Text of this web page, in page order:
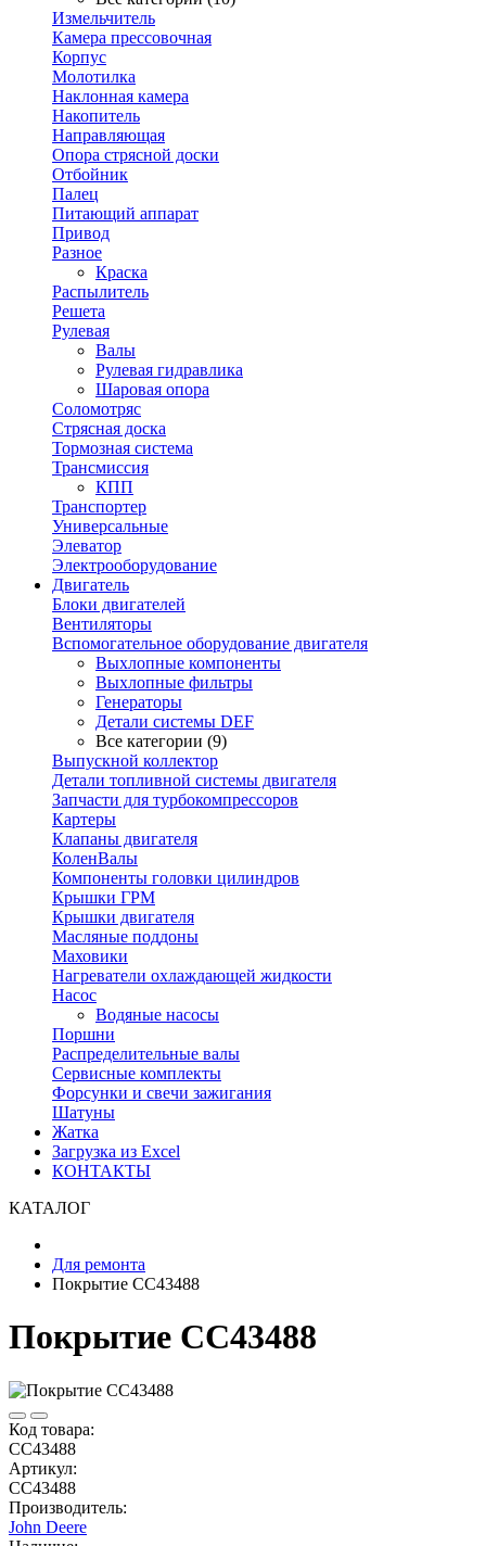
Измельчитель
Камера прессовочная
Корпус
Молотилка
Наклонная камера
Накопитель
Направляющая
Опора стрясной доски
Отбойник
Палец
Питающий аппарат
Привод
Разное
Краска
Распылитель
Решета
Рулевая
Валы
Рулевая гидравлика
Шаровая опора
Соломотряс
Стрясная доска
Тормозная система
Трансмиссия
КПП
Транспортер
Универсальные
Элеватор
Электрооборудование
Двигатель
Блоки двигателей
Вентиляторы
Вспомогательное оборудование двигателя
Выхлопные компоненты
Выхлопные фильтры
Генераторы
Детали системы DEF
Все категории (9)
Выпускной коллектор
Детали топливной системы двигателя
Запчасти для турбокомпрессоров
Картеры
Клапаны двигателя
КоленВалы
Компоненты головки цилиндров
Крышки ГРМ
Крышки двигателя
Масляные поддоны
Маховики
Нагреватели охлаждающей жидкости
Насос
Водяные насосы
Поршни
Распределительные валы
Сервисные комплекты
Форсунки и свечи зажигания
Шатуны
Жатка
Загрузка из Excel
КОНТАКТЫ
КАТАЛОГ
Для ремонта
Покрытие CC43488
Покрытие CC43488
Код товара:
CC43488
Артикул:
CC43488
Производитель:
John Deere